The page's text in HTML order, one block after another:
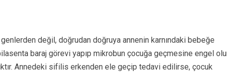
değil, doğrudan doğruya annenin karnındaki bebeğe
baraj görevi yapıp mikrobun çocuğa geçmesine engel
Annedeki sifilis erkenden ele geçip tedavi edilirse, çocuk